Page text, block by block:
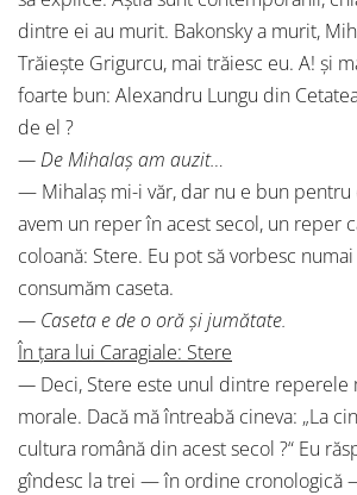
dintre ei au murit. Bakonsky a murit,
Trăieşte Grigurcu, mai trăiesc eu. A! şi
foarte bun: Alexandru Lungu din
de el ?
— De Mihalaş am auzit…
— Mihalaş mi-i văr, dar nu e bun pentru
avem un reper în acest secol, un reper
coloană: Stere. Eu pot să vorbesc
consumăm caseta.
— Caseta e de o oră şi jumătate.
În ţara lui Caragiale: Stere
— Deci, Stere este unul dintre reperele
morale. Dacă mă întreabă cineva: „La
cultura română din acest secol ?“ Eu
gîndesc la trei — în ordine cronologică